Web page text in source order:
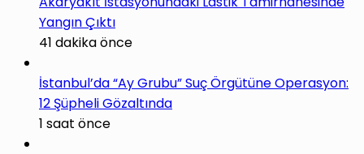
Yangın Çıktı
41 dakika önce
İstanbul’da “Ay Grubu” Suç Örgütüne Operasyon:
12 Şüpheli Gözaltında
1 saat önce